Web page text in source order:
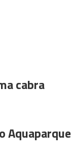
cabra
Aquaparque